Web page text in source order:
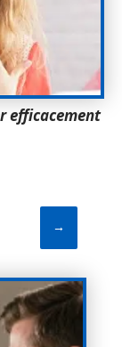
efficacement